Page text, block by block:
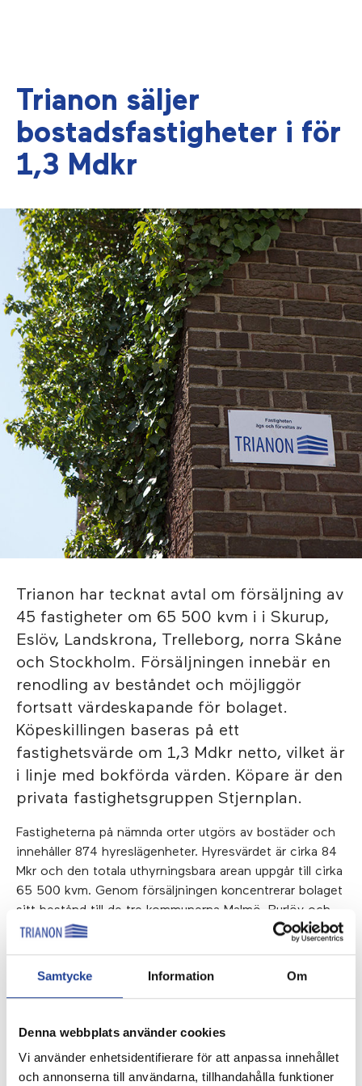
Samtycke Information Om
Denna webbplats använder cookies
Vi använder enhetsidentifierare för att anpassa innehållet
och annonserna till användarna, tillhandahålla funktioner
Trianon säljer
bostadsfastigheter i för
1,3 Mdkr
Trianon har tecknat avtal om försäljning av
45 fastigheter om 65 500 kvm i i Skurup,
Eslöv, Landskrona, Trelleborg, norra Skåne
och Stockholm. Försäljningen innebär en
renodling av beståndet och möjliggör
fortsatt värdeskapande för bolaget.
Köpeskillingen baseras på ett
fastighetsvärde om 1,3 Mdkr netto, vilket är
i linje med bokförda värden. Köpare är den
privata fastighetsgruppen Stjernplan.
Fastigheterna på nämnda orter utgörs av bostäder och
innehåller 874 hyreslägenheter. Hyresvärdet är cirka 84
Mkr och den totala uthyrningsbara arean uppgår till cirka
65 500 kvm. Genom försäljningen koncentrerar bolaget
sitt bestånd till de tre kommunerna Malmö, Burlöv och
Svedala.
etapper med planerade tillträden under andra och fjärde
kvartalet 2023. Transaktionen är delvis villkorad av
marginell påverkan på Trianons förvaltningsresultat.
”Affären stärker alla våra nyckeltal och innebär en